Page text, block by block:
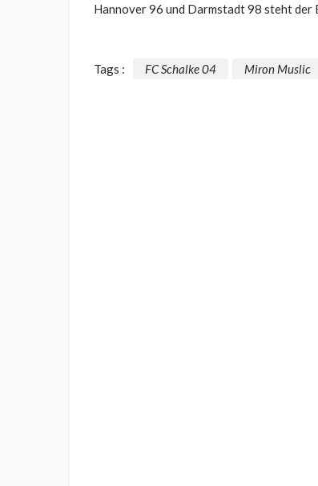
Hannover 96 und Darmstadt 98 steht der
Tags : FC Schalke 04 Miron Muslic